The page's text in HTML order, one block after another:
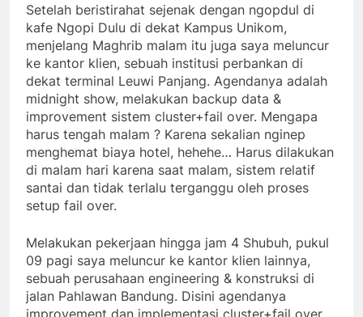
Setelah beristirahat sejenak dengan ngopdul di
kafe Ngopi Dulu di dekat Kampus Unikom,
menjelang Maghrib malam itu juga saya meluncur
ke kantor klien, sebuah institusi perbankan di
dekat terminal Leuwi Panjang. Agendanya adalah
midnight show, melakukan backup data &
improvement sistem cluster+fail over. Mengapa
harus tengah malam ? Karena sekalian nginep
menghemat biaya hotel, hehehe… Harus dilakukan
di malam hari karena saat malam, sistem relatif
santai dan tidak terlalu terganggu oleh proses
setup fail over.
Melakukan pekerjaan hingga jam 4 Shubuh, pukul
09 pagi saya meluncur ke kantor klien lainnya,
sebuah perusahaan engineering & konstruksi di
jalan Pahlawan Bandung. Disini agendanya
improvement dan implementasi cluster+fail over,